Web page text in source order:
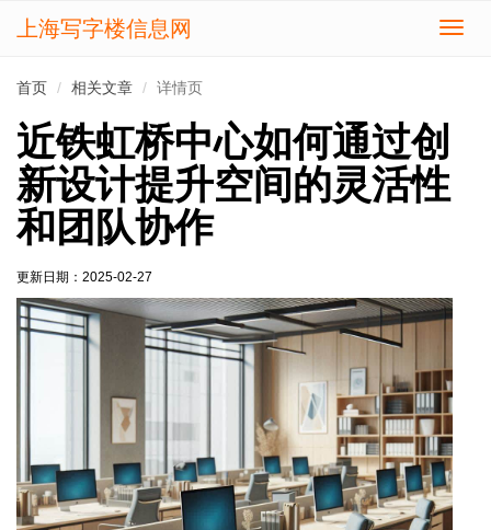
切
上海写字楼信息网
首页 相关文章 详情页
近铁虹桥中心如何通过创
新设计提升空间的灵活性
和团队协作
更新日期： 2025-02-27